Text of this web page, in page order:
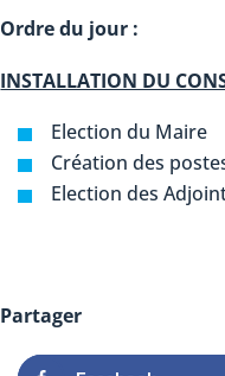
Ordre du jour :
INSTALLATION DU
Election du Maire
Création des
Election des
Partager